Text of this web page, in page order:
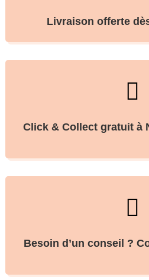
Livraison offerte

Click & Collect gratuit à

Besoin d’un conseil ?